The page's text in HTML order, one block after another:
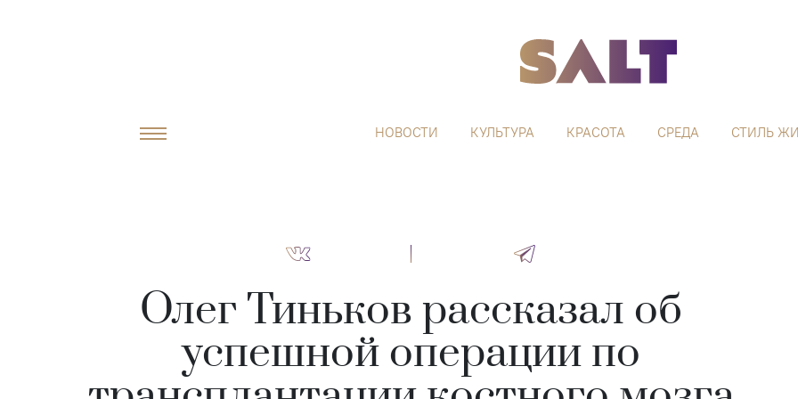
НОВОСТИ КУЛЬТУРА КРАСОТА СРЕДА СТИЛЬ
Олег Тиньков рассказал об
успешной операции по